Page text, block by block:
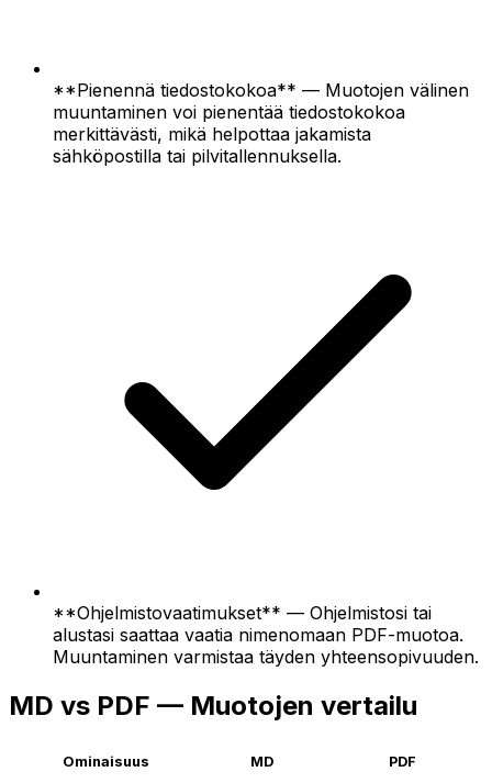
**Pienennä tiedostokokoa** — Muotojen välinen
muuntaminen voi pienentää tiedostokokoa
merkittävästi, mikä helpottaa jakamista
sähköpostilla tai pilvitallennuksella.
**Ohjelmistovaatimukset** — Ohjelmistosi tai
alustasi saattaa vaatia nimenomaan PDF-muotoa.
Muuntaminen varmistaa täyden yhteensopivuuden.
MD vs PDF — Muotojen vertailu
Ominaisuus MD PDF